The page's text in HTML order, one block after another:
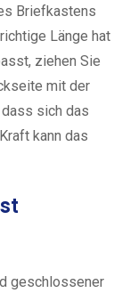
Briefkastens
Länge hat
ziehen Sie
mit der
sich das
kann das
geschlossener